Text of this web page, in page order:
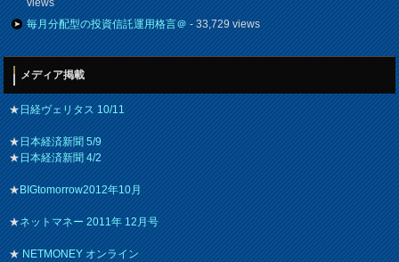
views
毎月分配型の投資信託運用格言＠- 33,729 views
メディア掲載
★日経ヴェリタス 10/11
★日本経済新聞 5/9
★日本経済新聞 4/2
★BIGtomorrow2012年10月
★ネットマネー 2011年 12月号
★NETMONEY オンライン